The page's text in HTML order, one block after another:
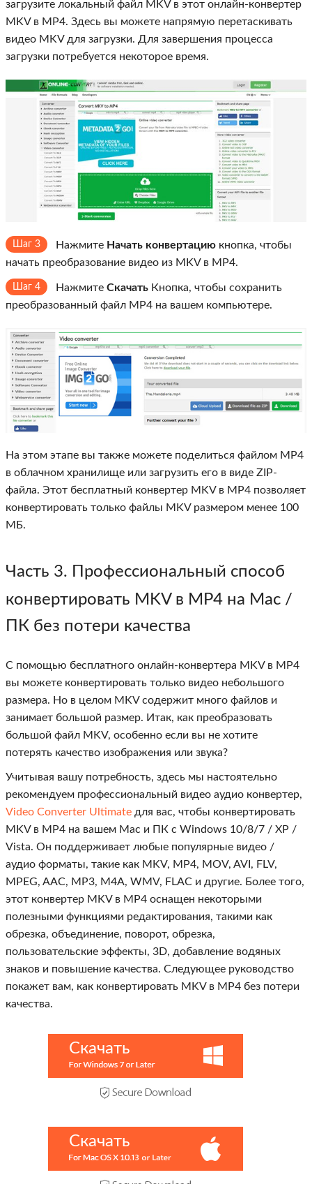
загрузите локальный файл MKV в этот онлайн-конвертер
MKV в MP4. Здесь вы можете напрямую перетаскивать
видео MKV для загрузки. Для завершения процесса
загрузки потребуется некоторое время.
Шаг 3 Нажмите Начать конвертацию кнопка, чтобы
начать преобразование видео из MKV в MP4.
Шаг 4 Нажмите Скачать Кнопка, чтобы сохранить
преобразованный файл MP4 на вашем компьютере.
На этом этапе вы также можете поделиться файлом MP4
в облачном хранилище или загрузить его в виде ZIP-
файла. Этот бесплатный конвертер MKV в MP4 позволяет
конвертировать только файлы MKV размером менее 100
МБ.
Часть 3. Профессиональный способ
конвертировать MKV в MP4 на Mac /
ПК без потери качества
С помощью бесплатного онлайн-конвертера MKV в MP4
вы можете конвертировать только видео небольшого
размера. Но в целом MKV содержит много файлов и
занимает большой размер. Итак, как преобразовать
большой файл MKV, особенно если вы не хотите
потерять качество изображения или звука?
Учитывая вашу потребность, здесь мы настоятельно
рекомендуем профессиональный видео аудио конвертер,
Video Converter Ultimate для вас, чтобы конвертировать
MKV в MP4 на вашем Mac и ПК с Windows 10/8/7 / XP /
Vista. Он поддерживает любые популярные видео /
аудио форматы, такие как MKV, MP4, MOV, AVI, FLV,
MPEG, AAC, MP3, M4A, WMV, FLAC и другие. Более того,
этот конвертер MKV в MP4 оснащен некоторыми
полезными функциями редактирования, такими как
обрезка, объединение, поворот, обрезка,
пользовательские эффекты, 3D, добавление водяных
знаков и повышение качества. Следующее руководство
покажет вам, как конвертировать MKV в MP4 без потери
качества.
Скачать
Скачать